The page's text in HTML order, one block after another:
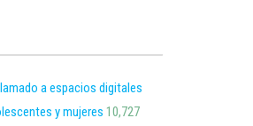
a espacios digitales
y mujeres 10,727